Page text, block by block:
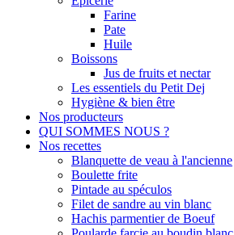
Farine
Pate
Huile
Boissons
Jus de fruits et nectar
Les essentiels du Petit Dej
Hygiène & bien être
Nos producteurs
QUI SOMMES NOUS ?
Nos recettes
Blanquette de veau à l'ancienne
Boulette frite
Pintade au spéculos
Filet de sandre au vin blanc
Hachis parmentier de Boeuf